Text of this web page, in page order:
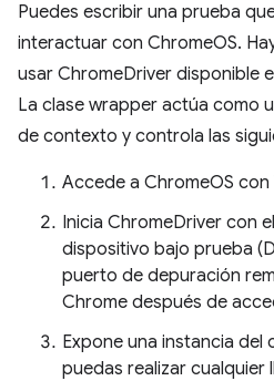
Puedes escribir una prueba
interactuar con ChromeOS.
usar ChromeDriver disponible
La clase wrapper actúa como
de contexto y controla las
Accede a ChromeOS con
Inicia ChromeDriver con
dispositivo bajo prueba
puerto de depuración
Chrome después de
Expone una instancia
puedas realizar cualquier